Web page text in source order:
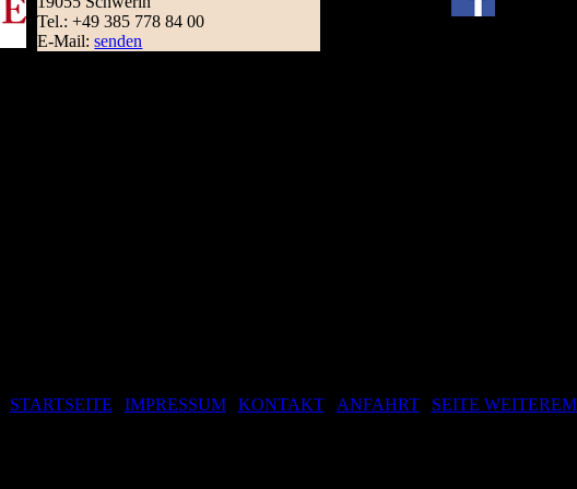
Tel.: +49 385 778 84 00
E-Mail:senden
STARTSEITE IMPRESSUM| KONTAKT| ANFAHRT| SEITE